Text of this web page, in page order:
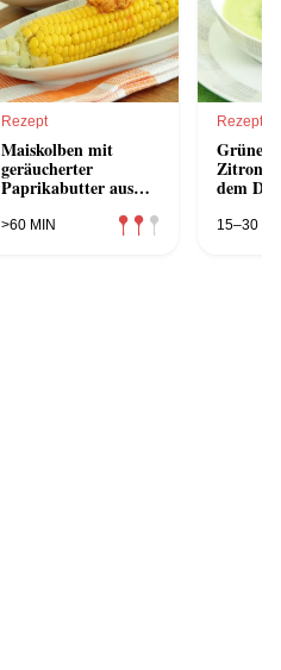
Rezept
Maiskolben mit
geräucherter
Paprikabutter aus
>60 MIN
Rezept
Grüne
dem
15–30